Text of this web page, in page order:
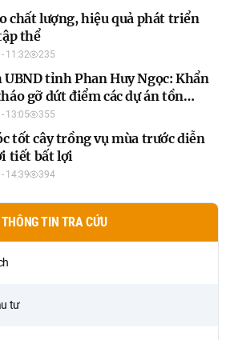
chất lượng, hiệu quả phát triển
thể
11:32 235
UBND tỉnh Phan Huy Ngọc: Khẩn
gỡ dứt điểm các dự án tồn
nhanh xây dựng cơ sở dữ liệu đất
13:05 355
tốt cây trồng vụ mùa trước diễn
tiết bất lợi
14:39 394
THÔNG TIN TRA CỨU
tư